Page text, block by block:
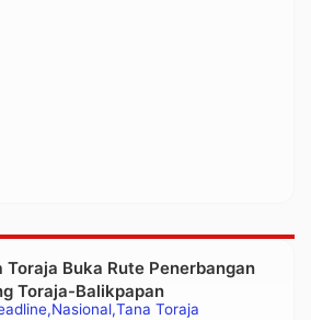
Nasional Tana Toraja
Toraja Buka Rute Penerbangan
Toraja-Balikpapan